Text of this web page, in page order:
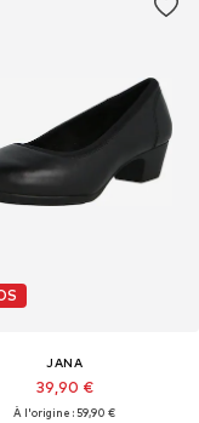
JANA
39,90 €
À l'origine : 59,90 €